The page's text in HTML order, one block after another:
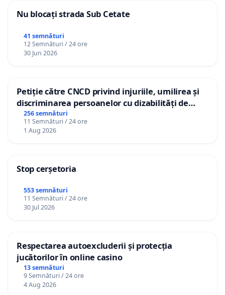
Nu blocați strada Sub Cetate
41 semnături
12 Semnături / 24 ore
30 Jun 2026
Petiție către CNCD privind injuriile, umilirea și
discriminarea persoanelor cu dizabilități de
către utilizatorul TikTok „Gorici”
256 semnături
11 Semnături / 24 ore
1 Aug 2026
Stop cerșetoria
553 semnături
11 Semnături / 24 ore
30 Jul 2026
Respectarea autoexcluderii și protecția
jucătorilor în online casino
13 semnături
9 Semnături / 24 ore
4 Aug 2026